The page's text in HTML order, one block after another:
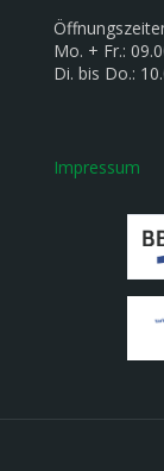
Mo. + Fr.:
Di. bis Do.:
Impressum